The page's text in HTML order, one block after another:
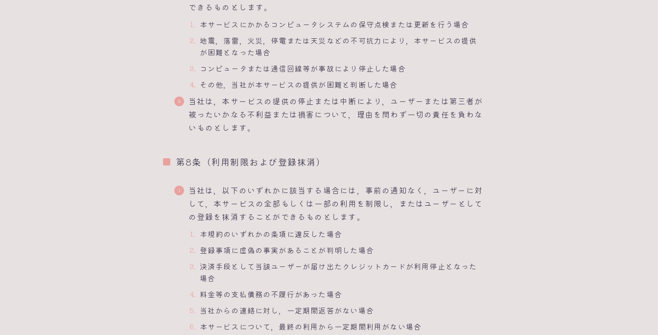
できるものとします。
本サービスにかかるコンピュータシステムの保守点検または更新を行う場合
地震，落雷，火災，停電または天災などの不可抗力により，本サービスの提供
が困難となった場合
コンピュータまたは通信回線等が事故により停止した場合
その他，当社が本サービスの提供が困難と判断した場合
当社は，本サービスの提供の停止または中断により，ユーザーまたは第三者が
被ったいかなる不利益または損害について，理由を問わず一切の責任を負わな
いものとします。
第8条（利用制限および登録抹消）
当社は，以下のいずれかに該当する場合には，事前の通知なく，ユーザーに対
して，本サービスの全部もしくは一部の利用を制限し，またはユーザーとして
の登録を抹消することができるものとします。
本規約のいずれかの条項に違反した場合
登録事項に虚偽の事実があることが判明した場合
決済手段として当該ユーザーが届け出たクレジットカードが利用停止となった
場合
料金等の支払債務の不履行があった場合
当社からの連絡に対し，一定期間返答がない場合
本サービスについて，最終の利用から一定期間利用がない場合